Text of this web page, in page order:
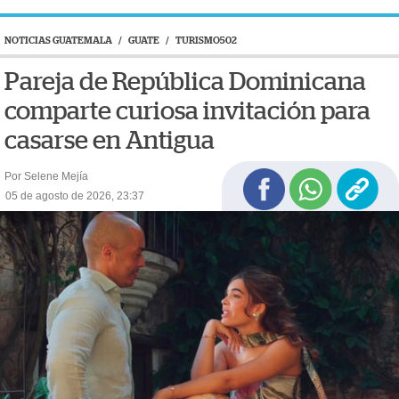
NOTICIAS GUATEMALA / GUATE / TURISMO502
Pareja de República Dominicana
comparte curiosa invitación para
casarse en Antigua
Por Selene Mejía
05 de agosto de 2026, 23:37